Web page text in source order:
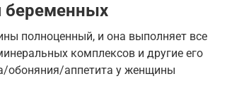
полноценный, и она выполняет все
комплексов и другие его
обоняния/аппетита у женщины